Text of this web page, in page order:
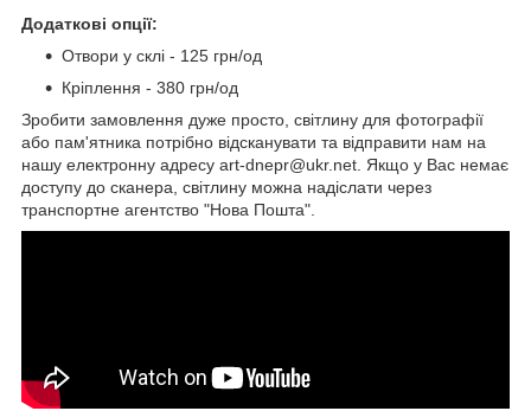
Додаткові опції:
Отвори у склі - 125 грн/од
Кріплення - 380 грн/од
Зробити замовлення дуже просто, світлину для фотографії
або пам'ятника потрібно відсканувати та відправити нам на
нашу електронну адресу art-dnepr@ukr.net. Якщо у Вас немає
доступу до сканера, світлину можна надіслати через
транспортне агентство "Нова Пошта".